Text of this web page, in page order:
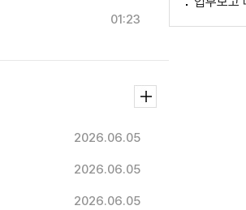
01:23
2026.06.05
2026.06.05
2026.06.05